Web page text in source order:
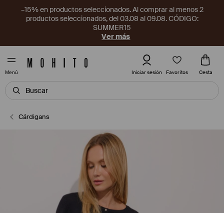
–15% en productos seleccionados. Al comprar al menos 2
productos seleccionados, del 03.08 al 09.08. CÓDIGO:
SUMMER15
Ver más
Menú Iniciar sesión Favoritos Cesta
Cárdigans